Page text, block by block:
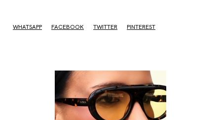
WHATSAPP FACEBOOK TWITTER PINTEREST